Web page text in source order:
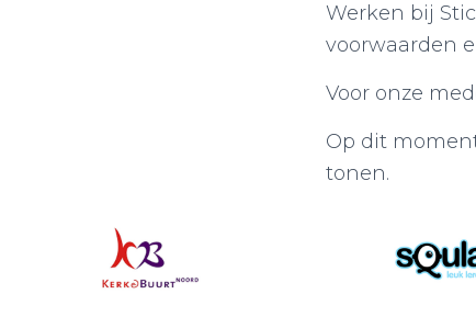
Werken bij
voorwaarden
Voor onze
Op dit
tonen.